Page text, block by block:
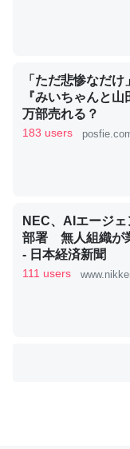
ずキチンを強化し
─ニュース :: 【研究
これを元に考える
類は苦労してる
いのか」に関する新仮
ウチもEchoを実
位置情報を共有し
「ただ悲惨なだ
『みいちゃんと
万部売れる？
183 users
NEC、AIエージ
部署 無人組織が
- 日本経済新聞
111 users